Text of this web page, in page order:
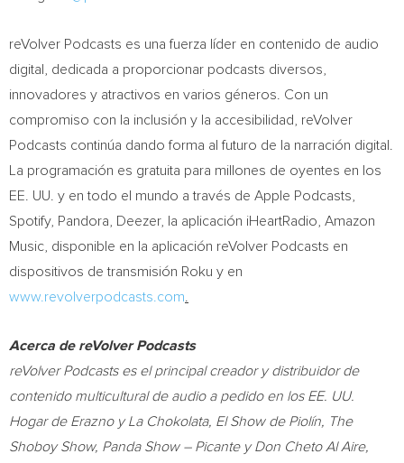
reVolver Podcasts es una fuerza líder en contenido de audio
digital, dedicada a proporcionar podcasts diversos,
innovadores y atractivos en varios géneros. Con un
compromiso con la inclusión y la accesibilidad, reVolver
Podcasts continúa dando forma al futuro de la narración digital.
La programación es gratuita para millones de oyentes en los
EE. UU. y en todo el mundo a través de Apple Podcasts,
Spotify, Pandora, Deezer, la aplicación iHeartRadio, Amazon
Music, disponible en la aplicación reVolver Podcasts en
dispositivos de transmisión Roku y en
www.revolverpodcasts.com
Acerca de reVolver Podcasts
reVolver Podcasts es el principal creador y distribuidor de
contenido multicultural de audio a pedido en los EE. UU.
Hogar de Erazno y La Chokolata, El Show de Piolín, The
Shoboy Show, Panda Show – Picante yDon Cheto Al Aire,